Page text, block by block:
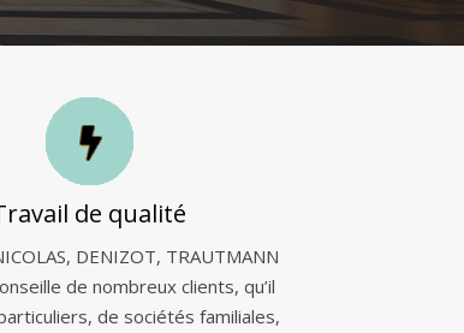
de qualité
DENIZOT, TRAUTMANN
de nombreux clients, qu’il
de sociétés familiales,